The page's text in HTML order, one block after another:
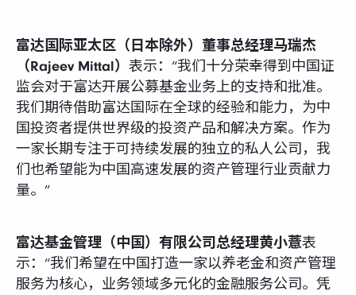
富达国际亚太区（日本除外）董事总经理马瑞杰
（Rajeev Mittal） 表示：“我们十分荣幸得到中国证
监会对于富达开展公募基金业务上的支持和批准。
我们期待借助富达国际在全球的经验和能力，为中
国投资者提供世界级的投资产品和解决方案。作为
一家长期专注于可持续发展的独立的私人公司，我
们也希望能为中国高速发展的资产管理行业贡献力
量。”
富达基金管理（中国）有限公司总经理黄小薏表
示：“我们希望在中国打造一家以养老金和资产管理
服务为核心，业务领域多元化的金融服务公司。凭